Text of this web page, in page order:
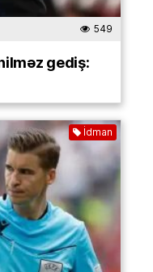
549
gediş:
İdman